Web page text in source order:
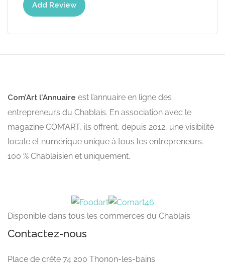
Add Review
Com’Art l’Annuaire est l’annuaire en ligne des
entrepreneurs du Chablais. En association avec le
magazine COM’ART, ils offrent, depuis 2012, une visibilité
locale et numérique unique à tous les entrepreneurs.
100 % Chablaisien et uniquement.
Disponible dans tous les commerces du Chablais
Contactez-nous
Place de crête 74 200 Thonon-les-bains